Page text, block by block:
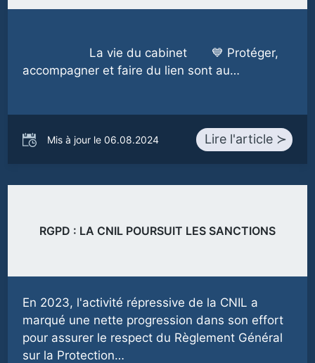
La vie du cabinet 💙 Protéger,
accompagner et faire du lien sont au…
Mis à jour le 06.08.2024 Lire l'article ≻
RGPD : LA CNIL POURSUIT LES SANCTIONS
En 2023, l'activité répressive de la CNIL a
marqué une nette progression dans son effort
pour assurer le respect du Règlement Général
sur la Protection…